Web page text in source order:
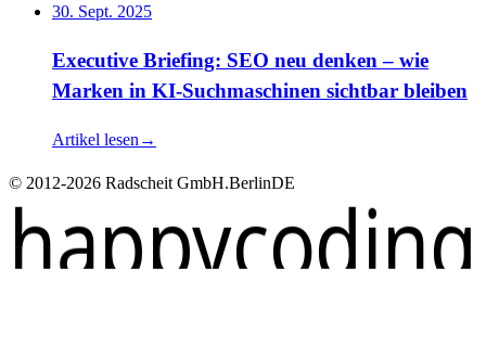
30. Sept. 2025
Executive Briefing: SEO neu denken – wie
Marken in KI-Suchmaschinen sichtbar bleiben
Artikel lesen →
© 2012-2026 Radscheit GmbH.BerlinDE
happycoding